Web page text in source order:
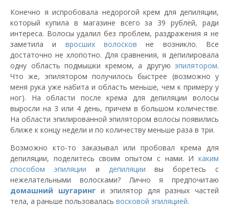
Конечно я испробовала недорогой крем для депиляции,
который купила в магазине всего за 39 рублей, ради
интереса. Волосы удалил без проблем, раздражения я не
заметила и вросших волосков не возникло. Все
достаточно не хлопотно. Для сравнения, я депилировала
одну область подмышки кремом, а другую эпилятором.
Что же, эпилятором получилось быстрее (возможно у
меня рука уже набита и область меньше, чем к примеру у
ног). На области после крема для депиляции волосы
выросли на 3 или 4 день, причем в большом количестве.
На области эпилированной эпилятором волосы появились
ближе к концу недели и по количеству меньше раза в три.
Возможно кто-то заказывал или пробовал крема для
депиляции, поделитесь своим опытом с нами. И каким
способом эпиляции и депиляции вы боретесь с
нежелательными волосками? Лично я предпочитаю
домашний
шугаринг и эпилятор для разных частей
тела, а раньше пользовалась восковой эпиляцией.